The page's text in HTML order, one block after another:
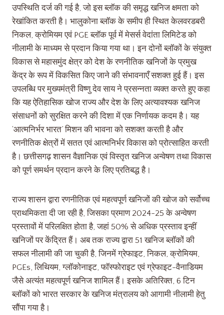
उपस्थिति दर्ज की गई है, जो इस ब्लॉक की समृद्ध खनिज क्षमता को
रेखांकित करती है। भालुकोना ब्लॉक के समीप ही स्थित केलवरडबरी
निकल, क्रोमियम एवं PGE ब्लॉक पूर्व में मेसर्स वेदांता लिमिटेड को
नीलामी के माध्यम से प्रदान किया गया था। इन दोनों ब्लॉकों के संयुक्त
विकास से महासमुंद क्षेत्र को देश के रणनीतिक खनिजों के प्रमुख
केंद्र के रूप में विकसित किए जाने की संभावनाएँ सशक्त हुई हैं। इस
उपलब्धि पर मुख्यमंत्री विष्णु देव साय ने प्रसन्नता व्यक्त करते हुए कहा
कि यह ऐतिहासिक खोज राज्य और देश के लिए अत्यावश्यक खनिज
संसाधनों को सुरक्षित करने की दिशा में एक निर्णायक कदम है। यह
‘आत्मनिर्भर भारत’ मिशन की भावना को सशक्त करती है और
रणनीतिक क्षेत्रों में सतत एवं आत्मनिर्भर विकास को प्रोत्साहित करती
है। छत्तीसगढ़ शासन वैज्ञानिक एवं विस्तृत खनिज अन्वेषण तथा विकास
को पूर्ण समर्थन प्रदान करने के लिए प्रतिबद्ध है।
राज्य शासन द्वारा रणनीतिक एवं महत्वपूर्ण खनिजों की खोज को सर्वोच्च
प्राथमिकता दी जा रही है, जिसका प्रमाण 2024-25 के अन्वेषण
प्रस्तावों में परिलक्षित होता है, जहां 50% से अधिक प्रस्ताव इन्हीं
खनिजों पर केंद्रित हैं। अब तक राज्य द्वारा 51 खनिज ब्लॉकों की
सफल नीलामी की जा चुकी है, जिनमें ग्रेफाइट, निकल, क्रोमियम,
PGEs, लिथियम, ग्लॉकोनाइट, फॉस्फोराइट एवं ग्रेफाइट-वैनाडियम
जैसे अत्यंत महत्वपूर्ण खनिज शामिल हैं। इसके अतिरिक्त, 6 टिन
ब्लॉकों को भारत सरकार के खनिज मंत्रालय को आगामी नीलामी हेतु
सौंपा गया है।